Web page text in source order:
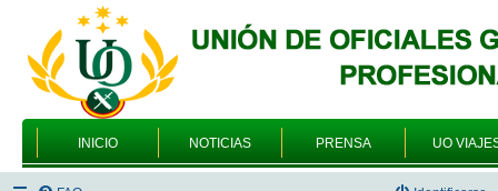
INICIO NOTICIAS PRENSA UO